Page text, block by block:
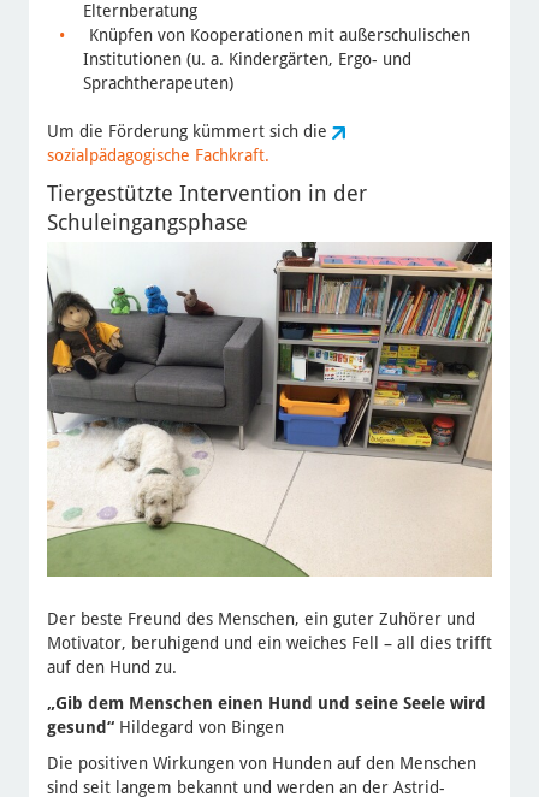
Elternberatung
Knüpfen von Kooperationen mit außerschulischen
Institutionen (u. a. Kindergärten, Ergo- und
Sprachtherapeuten)
Um die Förderung kümmert sich die
sozialpädagogische Fachkraft.
Tiergestützte Intervention in der
Schuleingangsphase
Der beste Freund des Menschen, ein guter Zuhörer und
Motivator, beruhigend und ein weiches Fell – all dies trifft
auf den Hund zu.
„Gib dem Menschen einen Hund und seine Seele wird
gesund“ Hildegard von Bingen
Die positiven Wirkungen von Hunden auf den Menschen
sind seit langem bekannt und werden an der Astrid-